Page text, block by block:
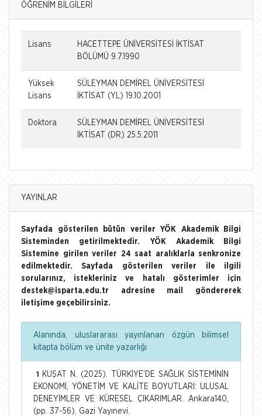
ÖĞRENİM BİLGİLERİ
Lisans
HACETTEPE ÜNİVERSİTESİ İKTİSAT
BÖLÜMÜ 9.7.1990
Yüksek
Lisans
SÜLEYMAN DEMİREL ÜNİVERSİTESİ
İKTİSAT (YL) 19.10.2001
Doktora
SÜLEYMAN DEMİREL ÜNİVERSİTESİ
İKTİSAT (DR) 25.5.2011
YAYINLAR
Sayfada gösterilen bütün veriler YÖK Akademik Bilgi
Sisteminden getirilmektedir. YÖK Akademik Bilgi
Sistemine girilen veriler 24 saat aralıklarla senkronize
edilmektedir. Sayfada gösterilen veriler ile ilgili
sorularınız, istekleriniz ve hatalı gösterimler için
destek@isparta.edu.tr adresine mail göndererek
iletişime geçebilirsiniz.
Alanında, uluslararası yayınlanan özgün bilimsel
kitapta bölüm ve ünite yazarlığı
1
KUŞAT N. (2025). TÜRKİYE’DE SAĞLIK SİSTEMİNİN
EKONOMİ, YÖNETİM VE KALİTE BOYUTLARI: ULUSAL
DENEYİMLER VE KÜRESEL ÇIKARIMLAR. Ankara140,
(pp. 37-56). Gazi Yayınevi.